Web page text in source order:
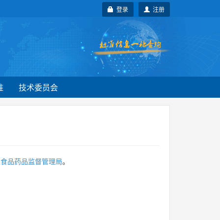
注册
登录
技术委员会
品药品监督管理局。